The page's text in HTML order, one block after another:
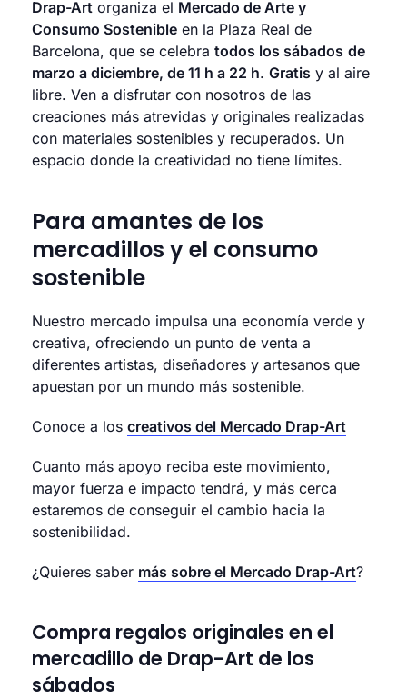
Drap-Art organiza el Mercado de Arte y
Consumo Sostenible en la Plaza Real de
Barcelona, que se celebra todos los sábados de
marzo a diciembre, de 11 h a 22 h. Gratis y al aire
libre. Ven a disfrutar con nosotros de las
creaciones más atrevidas y originales realizadas
con materiales sostenibles y recuperados. Un
espacio donde la creatividad no tiene límites.
Para amantes de los
mercadillos y el consumo
sostenible
Nuestro mercado impulsa una economía verde y
creativa, ofreciendo un punto de venta a
diferentes artistas, diseñadores y artesanos que
apuestan por un mundo más sostenible.
Conoce a los creativos del Mercado Drap-Art
Cuanto más apoyo reciba este movimiento,
mayor fuerza e impacto tendrá, y más cerca
estaremos de conseguir el cambio hacia la
sostenibilidad.
¿Quieres saber más sobre el Mercado Drap-Art?
Compra regalos originales en el
mercadillo de Drap-Art de los
sábados